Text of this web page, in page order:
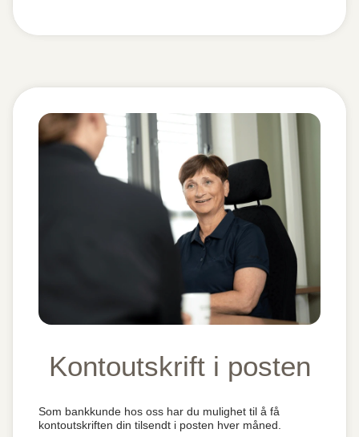
Kontoutskrift i posten
Som bankkunde hos oss har du mulighet til å få
kontoutskriften din tilsendt i posten hver måned.